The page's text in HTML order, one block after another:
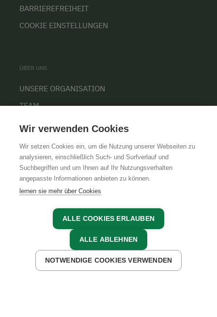
JETZT ANFRAGEN JETZT BUCHEN
BARRIEREFREIHEIT
COOKIE EINSTELLUNGEN
ÜBER UNS
UNSERE ORGANISATION
TEAM
AGBIMPRESSUMDATENSCHUTZ
Wir verwenden Cookies
Wir setzen Cookies ein, um die Nutzung unserer Webseiten zu
analysieren, einschließlich Such- und Surfverlauf und
Suchbegriffen und um Ihnen auf Ihr Nutzungsverhalten
angepasste Informationen anbieten zu können.
lernen sie mehr über Cookies
ALLE COOKIES ERLAUBEN
ALLE ABLEHNEN
NOTWENDIGE COOKIES VERWENDEN